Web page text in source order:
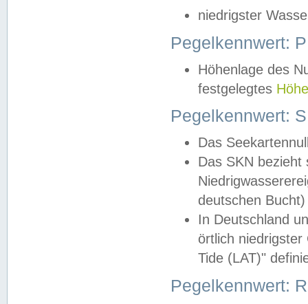
niedrigster
Pegelkennwert:
Höhenlage des
festgelegtes
Pegelkennwert:
Das
Das SKN
deutschen
In Deutschland
örtlich
Tide (LAT)"
Pegelkennwert: